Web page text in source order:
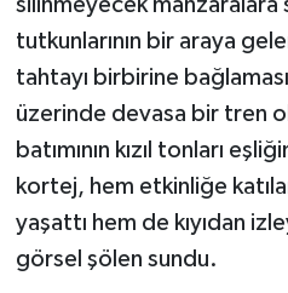
tutkunlarının bir araya
tahtayı birbirine
üzerinde devasa bir tren
batımının kızıl tonları
kortej, hem etkinliğe
yaşattı hem de kıyıdan
görsel şölen sundu.